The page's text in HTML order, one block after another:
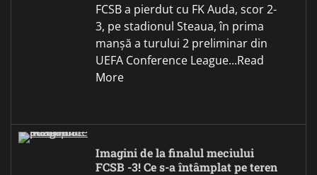
FCSB a pierdut cu FK Auda, scor 2-
3, pe stadionul Steaua, în prima
manșă a turului 2 preliminar din
UEFA Conference League...Read
More
Imagini de la finalul meciului
FCSB -3! Ce s-a întâmplat pe teren